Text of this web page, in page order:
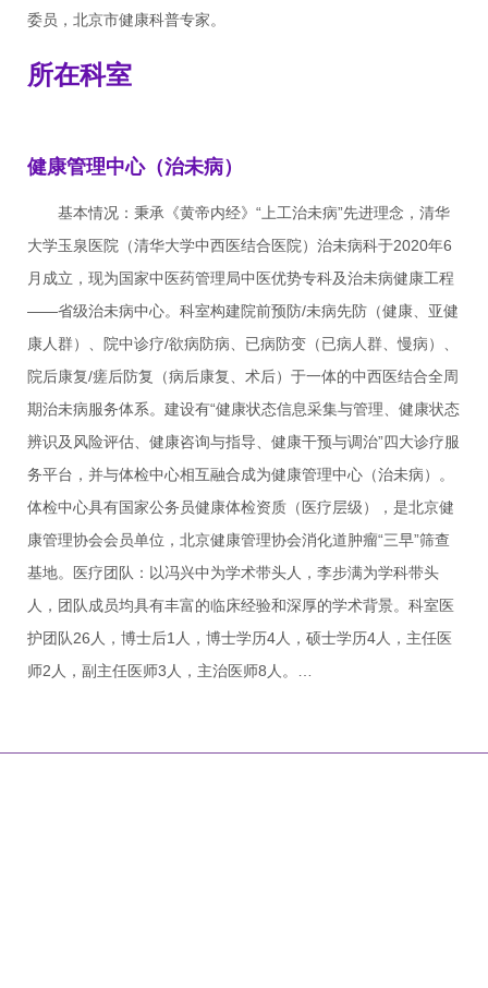
委员，北京市健康科普专家。
所在科室
健康管理中心（治未病）
基本情况：秉承《黄帝内经》“上工治未病”先进理念，清华
大学玉泉医院（清华大学中西医结合医院）治未病科于2020年6
月成立，现为国家中医药管理局中医优势专科及治未病健康工程
——省级治未病中心。科室构建院前预防/未病先防（健康、亚健
康人群）、院中诊疗/欲病防病、已病防变（已病人群、慢病）、
院后康复/瘥后防复（病后康复、术后）于一体的中西医结合全周
期治未病服务体系。建设有“健康状态信息采集与管理、健康状态
辨识及风险评估、健康咨询与指导、健康干预与调治”四大诊疗服
务平台，并与体检中心相互融合成为健康管理中心（治未病）。
体检中心具有国家公务员健康体检资质（医疗层级），是北京健
康管理协会会员单位，北京健康管理协会消化道肿瘤“三早”筛查
基地。医疗团队：以冯兴中为学术带头人，李步满为学科带头
人，团队成员均具有丰富的临床经验和深厚的学术背景。科室医
护团队26人，博士后1人，博士学历4人，硕士学历4人，主任医
师2人，副主任医师3人，主治医师8人。…